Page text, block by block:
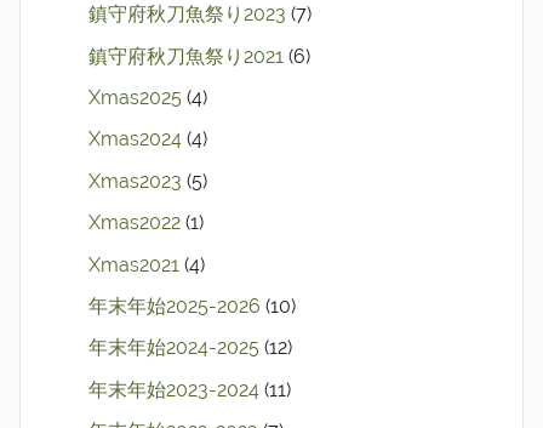
鎮守府秋刀魚祭り2023 (7)
鎮守府秋刀魚祭り2021 (6)
Xmas2025 (4)
Xmas2024 (4)
Xmas2023 (5)
Xmas2022 (1)
Xmas2021 (4)
年末年始2025-2026 (10)
年末年始2024-2025 (12)
年末年始2023-2024 (11)